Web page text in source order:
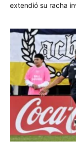
extendió su racha